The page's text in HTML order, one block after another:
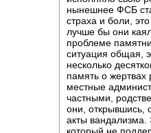
нынешнее ФСБ
страха и боли,
лучше бы они
проблеме
ситуация общая,
несколько
память о
местные
частными,
они, открывшись,
акты вандализма.